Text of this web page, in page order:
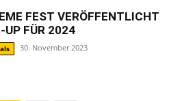
FEST VERÖFFENTLICHT
UP FÜR 2024
30. November 2023